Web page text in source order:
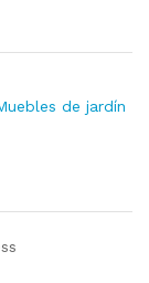
de jardín